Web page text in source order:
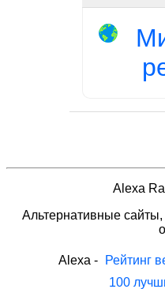
Alexa
Альтернативные
Alexa - Рейтинг
100